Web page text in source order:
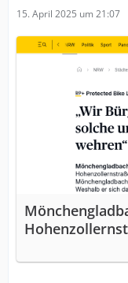
15. April 2025 um 21:07